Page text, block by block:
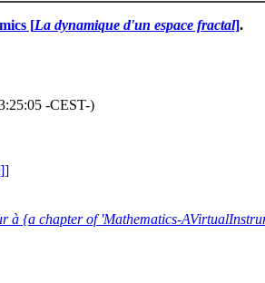
[La dynamique d'un espace fractal].
-CEST-)
]]
à {a chapter of 'Mathematics-